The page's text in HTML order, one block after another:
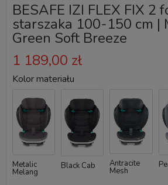
BESAFE IZI FLEX FIX 2
starszaka 100-150 cm |
Green Soft Breeze
1 189,00 zł
Kolor materiału
Metalic
Melang
Black Cab Antracite
Mesh